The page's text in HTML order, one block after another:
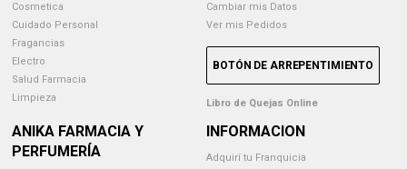
Cosmetica
Cuidado Personal
Fragancias
Electro
Salud Farmacia
Limpieza
Cambiar mis Datos
Ver mis Pedidos
BOTÓN DE ARREPENTIMIENTO
Libro de Quejas Online
ANIKA FARMACIA Y
PERFUMERÍA
INFORMACION
Adquirí tu Franquicia